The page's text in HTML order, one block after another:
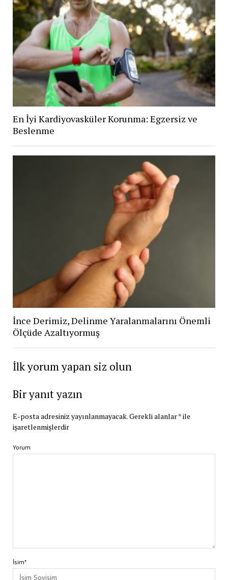
En İyi Kardiyovasküler Korunma: Egzersiz ve
Beslenme
İnce Derimiz, Delinme Yaralanmalarını Önemli
Ölçüde Azaltıyormuş
İlk yorum yapan siz olun
Bir yanıt yazın
E-posta adresiniz yayınlanmayacak.Gerekli alanlar*ile
işaretlenmişlerdir
Yorum
İsim*